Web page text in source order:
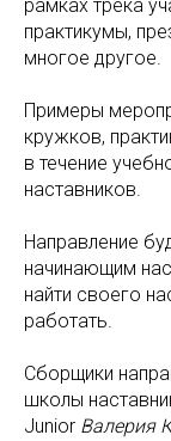
рамках трека
практикумы,
многое другое.
Примеры
кружков,
в течение
наставников.
Направление
начинающим
найти своего
работать.
Сборщики
школы
Junior Валерия